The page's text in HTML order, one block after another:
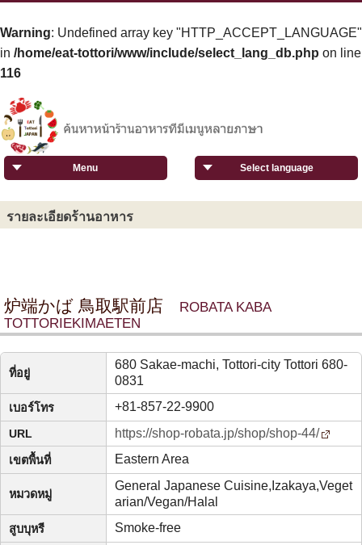
Warning: Undefined array key "HTTP_ACCEPT_LANGUAGE"
in /home/eat-tottori/www/include/select_lang_db.php on line
116
Select language
Menu
รายละเอียดร้านอาหาร
炉端かば 鳥取駅前店
ROBATA KABA
TOTTORIEKIMAETEN
ที่อยู่
680 Sakae-machi, Tottori-city Tottori 680-
0831
เบอร์โทร +81-857-22-9900
URL https://shop-robata.jp/shop/shop-44/
เขตพื้นที่ Eastern Area
หมวดหมู่
General Japanese Cuisine,Izakaya,Veget
arian/Vegan/Halal
สูบบุหรี Smoke-free